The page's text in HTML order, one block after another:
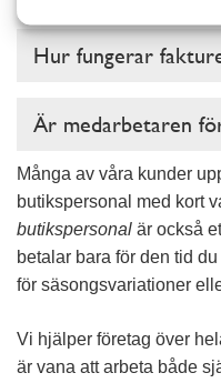
Hur fungerar
Är medarbetaren
Många av våra kunder
butikspersonal med kort
butikspersonal är också
betalar bara för den tid
för säsongsvariationer
Vi hjälper företag över
är vana att arbeta både